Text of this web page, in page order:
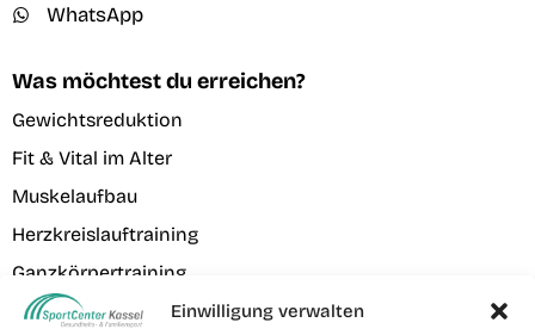
Einwilligung verwalten
WhatsApp
Was möchtest du erreichen?
Gewichtsreduktion
Fit & Vital im Alter
Muskelaufbau
Herzkreislauftraining
Ganzkörpertraining
Verletzungsprophylaxe